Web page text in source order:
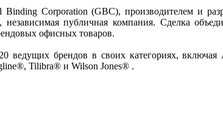
Corporation (GBC), производителем и
публичная компания. Сделка
офисных товаров.
ведущих брендов в своих категориях,
Tilibra® и Wilson Jones® .